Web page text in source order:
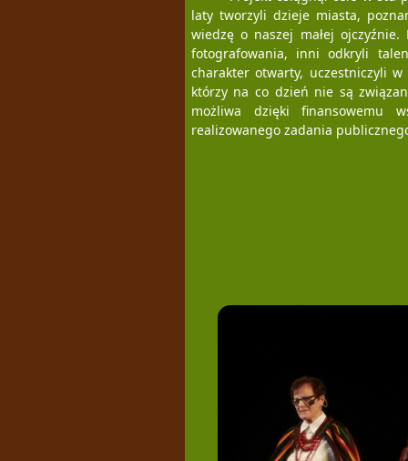
laty tworzyli dzieje miasta,
wiedzę o naszej małej
fotografowania, inni odkryli
charakter otwarty, uczestniczyli
którzy na co dzień nie są
możliwa dzięki finansowemu
realizowanego zadania